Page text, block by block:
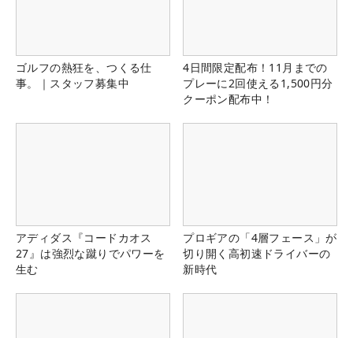
ゴルフの熱狂を、つくる仕
事。｜スタッフ募集中
4日間限定配布！11月までの
プレーに2回使える1,500円分
クーポン配布中！
アディダス『コードカオス
27』は強烈な蹴りでパワーを
生む
プロギアの「4層フェース」が
切り開く高初速ドライバーの
新時代